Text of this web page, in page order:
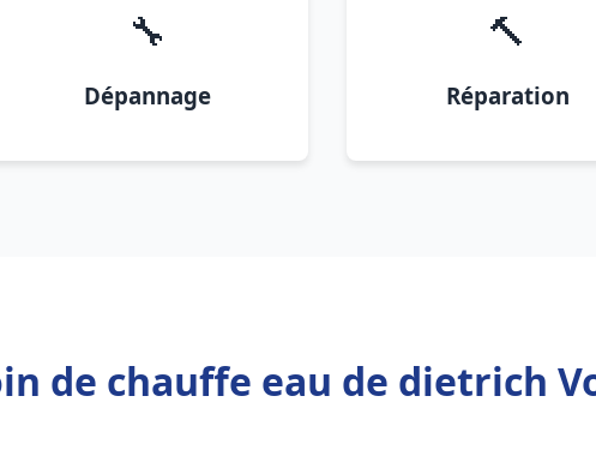
🔧
Dépannage
🔨
Réparation
de chauffe eau de dietrich